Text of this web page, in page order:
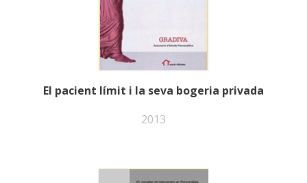
El pacient límit i la seva bogeria privada
2013